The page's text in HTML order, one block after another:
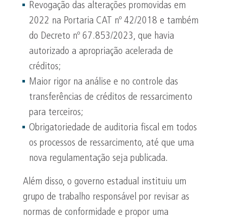
Revogação das alterações promovidas em
2022 na Portaria CAT nº 42/2018 e também
do Decreto nº 67.853/2023, que havia
autorizado a apropriação acelerada de
créditos;
Maior rigor na análise e no controle das
transferências de créditos de ressarcimento
para terceiros;
Obrigatoriedade de auditoria fiscal em todos
os processos de ressarcimento, até que uma
nova regulamentação seja publicada.
Além disso, o governo estadual instituiu um
grupo de trabalho responsável por revisar as
normas de conformidade e propor uma